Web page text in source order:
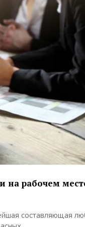
на рабочем
составляющая